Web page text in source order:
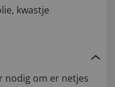
kwastje
nodig om er netjes